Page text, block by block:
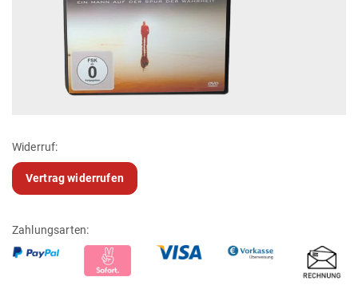
Widerruf:
Vertrag widerrufen
Zahlungsarten: